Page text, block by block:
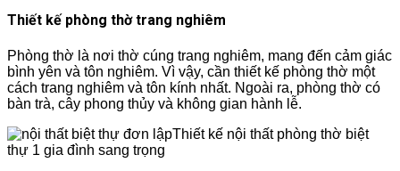
Thiết kế phòng thờ trang nghiêm
Phòng thờ là nơi thờ cúng trang nghiêm, mang đến cảm giác
bình yên và tôn nghiêm. Vì vậy, cần thiết kế phòng thờ một
cách trang nghiêm và tôn kính nhất. Ngoài ra, phòng thờ có
bàn trà, cây phong thủy và không gian hành lễ.
Thiết kế nội thất phòng thờ biệt
thự 1 gia đình sang trọng